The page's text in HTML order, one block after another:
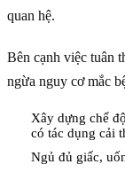
quan hệ.
Bên cạnh việc tuân
ngừa nguy cơ mắc
Xây dựng chế
có tác dụng cải
Ngủ đủ giấc,